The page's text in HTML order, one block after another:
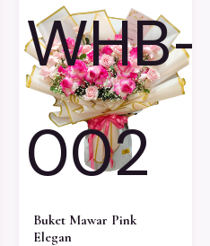
WHB-
002
Buket Mawar Pink
Elegan